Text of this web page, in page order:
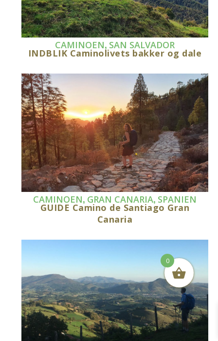
CAMINOEN, SAN SALVADOR
INDBLIK Caminolivets bakker og dale
CAMINOEN, GRAN CANARIA, SPANIEN
GUIDE Camino de Santiago Gran
Canaria
0